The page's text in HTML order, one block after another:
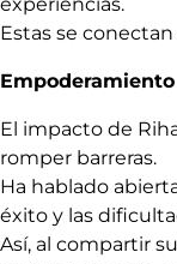
Estas se
El impacto de
romper barreras.
Ha hablado
éxito y las
Así, al compartir